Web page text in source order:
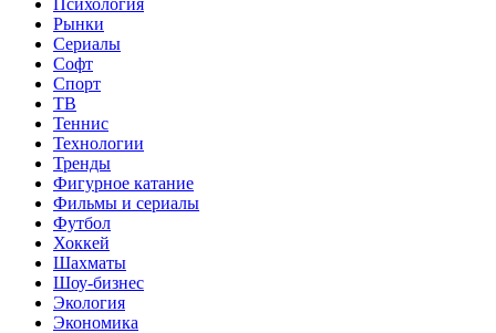
Рынки
Сериалы
Софт
Спорт
ТВ
Теннис
Технологии
Тренды
Фигурное катание
Фильмы и сериалы
Футбол
Хоккей
Шахматы
Шоу-бизнес
Экология
Экономика